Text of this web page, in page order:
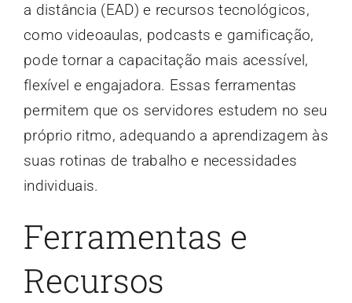
a distância (EAD) e recursos tecnológicos,
como videoaulas, podcasts e gamificação,
pode tornar a capacitação mais acessível,
flexível e engajadora. Essas ferramentas
permitem que os servidores estudem no seu
próprio ritmo, adequando a aprendizagem às
suas rotinas de trabalho e necessidades
individuais.
Ferramentas e
Recursos